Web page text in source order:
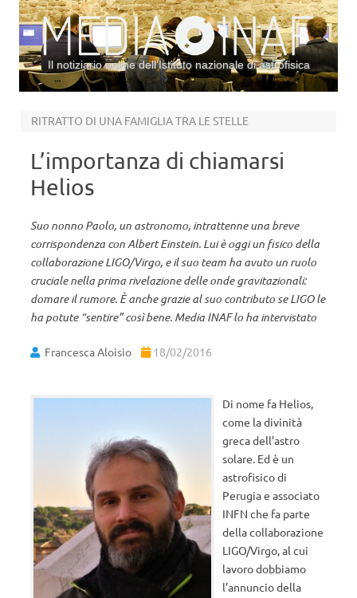
Il notiziario online dell’Istituto nazionale di astrofisica
RITRATTO DI UNA FAMIGLIA TRA LE STELLE
L’importanza di chiamarsi
Helios
Suo nonno Paolo, un astronomo, intrattenne una breve
corrispondenza con Albert Einstein. Lui è oggi un fisico della
collaborazione LIGO/Virgo, e il suo team ha avuto un ruolo
cruciale nella prima rivelazione delle onde gravitazionali:
domare il rumore. È anche grazie al suo contributo se LIGO le
ha potute “sentire” così bene. Media INAF lo ha intervistato
Francesca Aloisio 18/02/2016
Di nome fa Helios,
come la divinità
greca dell’astro
solare. Ed è un
astrofisico di
Perugia e associato
INFN che fa parte
della collaborazione
LIGO/Virgo, al cui
lavoro dobbiamo
l’annuncio della